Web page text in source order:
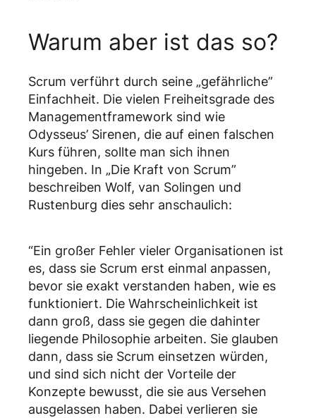
Warum aber ist das so?
Scrum verführt durch seine „gefährliche”
Einfachheit. Die vielen Freiheitsgrade des
Managementframework sind wie
Odysseus’ Sirenen, die auf einen falschen
Kurs führen, sollte man sich ihnen
hingeben. In „Die Kraft von Scrum”
beschreiben Wolf, van Solingen und
Rustenburg dies sehr anschaulich:
“Ein großer Fehler vieler Organisationen ist
es, dass sie Scrum erst einmal anpassen,
bevor sie exakt verstanden haben, wie es
funktioniert. Die Wahrscheinlichkeit ist
dann groß, dass sie gegen die dahinter
liegende Philosophie arbeiten. Sie glauben
dann, dass sie Scrum einsetzen würden,
und sind sich nicht der Vorteile der
Konzepte bewusst, die sie aus Versehen
ausgelassen haben. Dabei verlieren sie